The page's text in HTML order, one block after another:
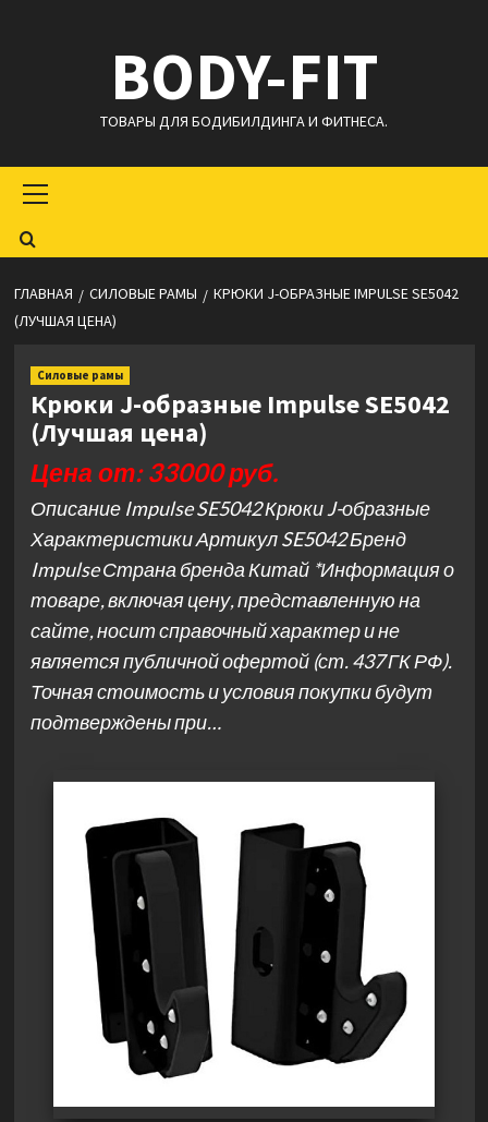
BODY-FIT
ТОВАРЫ ДЛЯ БОДИБИЛДИНГА И ФИТНЕСА.
меню
ГЛАВНАЯ СИЛОВЫЕ РАМЫ
КРЮКИ J-ОБРАЗНЫЕ IMPULSE SE5042
(ЛУЧШАЯ ЦЕНА)
Силовые рамы
Крюки J-образные Impulse SE5042
(Лучшая цена)
Цена от: 33000 руб.
Описание Impulse SE5042 Крюки J-образные
Характеристики Артикул SE5042 Бренд
Impulse Страна бренда Китай *Информация о
товаре, включая цену, представленную на
сайте, носит справочный характер и не
является публичной офертой (ст. 437 ГК РФ).
Точная стоимость и условия покупки будут
подтверждены при…